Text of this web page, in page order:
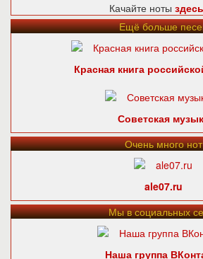
Качайте ноты здесь
Ещё больше
Красная книга
Советская
Очень много нот
ale07.ru
Мы в социальных
Наша группа